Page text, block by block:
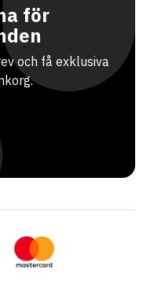
för
och få exklusiva